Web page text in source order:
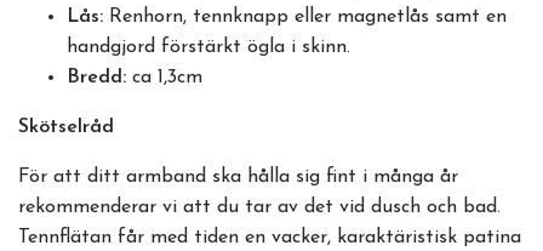
Lås: Renhorn, tennknapp eller magnetlås samt en
handgjord förstärkt ögla i skinn.
Bredd: ca 1,3cm
Skötselråd
För att ditt armband ska hålla sig fint i många år
rekommenderar vi att du tar av det vid dusch och bad.
Tennflätan får med tiden en vacker, karaktäristisk patina